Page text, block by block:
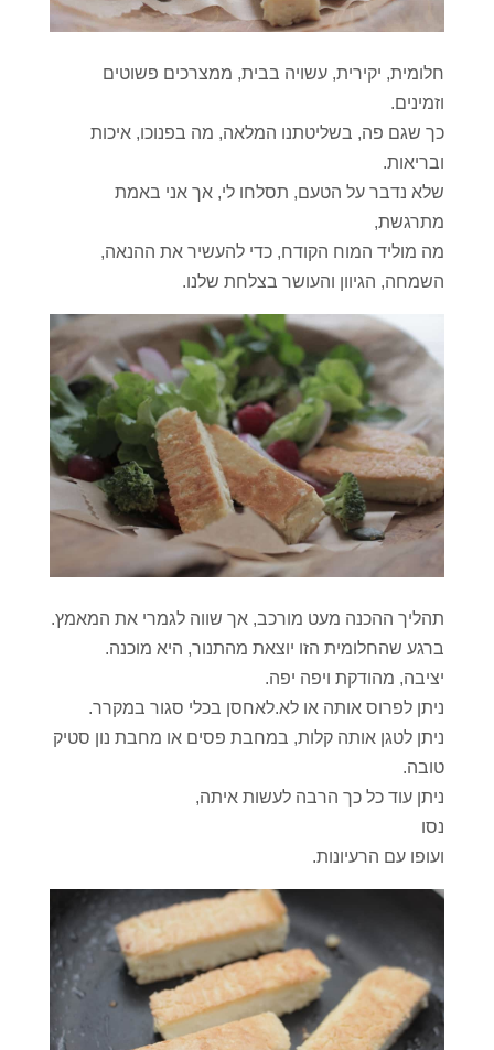
חלומית, יקירית, עשויה בבית, ממצרכים פשוטים
וזמינים.
כך שגם פה, בשליטתנו המלאה, מה בפנוכו, איכות
ובריאות.
שלא נדבר על הטעם, תסלחו לי, אך אני באמת
מתרגשת,
מה מוליד המוח הקודח, כדי להעשיר את ההנאה,
השמחה, הגיוון והעושר בצלחת שלנו.
תהליך ההכנה מעט מורכב, אך שווה לגמרי את המאמץ.
ברגע שהחלומית הזו יוצאת מהתנור, היא מוכנה.
יציבה, מהודקת ויפה יפה.
ניתן לפרוס אותה או לא.לאחסן בכלי סגור במקרר.
ניתן לטגן אותה קלות, במחבת פסים או מחבת נון סטיק
טובה.
ניתן עוד כל כך הרבה לעשות איתה,
נסו
ועופו עם הרעיונות.